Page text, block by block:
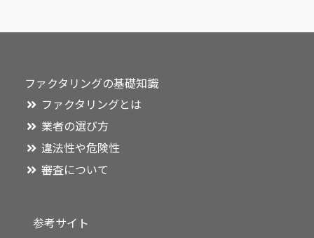
ファクタリングの基礎知識
ファクタリングとは
業者の選び方
違法性や危険性
審査について
参考サイト